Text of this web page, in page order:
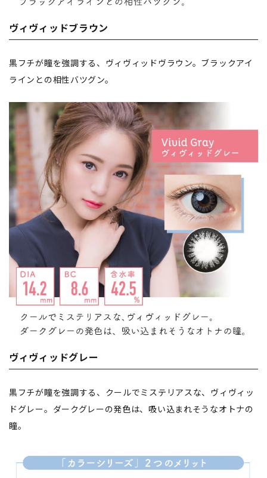
ヴィヴィッドブラウン
黒フチが瞳を強調する、ヴィヴィッドヴラウン。ブラックアイ
ラインとの相性バツグン。
ヴィヴィッドグレー
黒フチが瞳を強調する、クールでミステリアスな、ヴィヴィッ
ドグレー。ダークグレーの発色は、吸い込まれそうなオトナの
瞳。